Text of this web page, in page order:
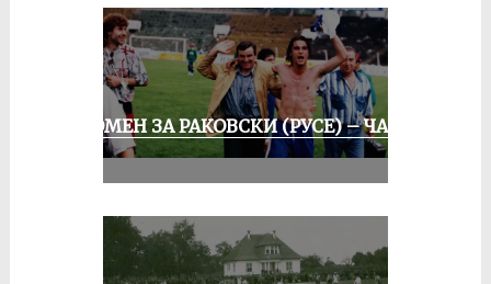
СПОМЕН ЗА РАКОВСКИ (РУСЕ) – ЧАСТ